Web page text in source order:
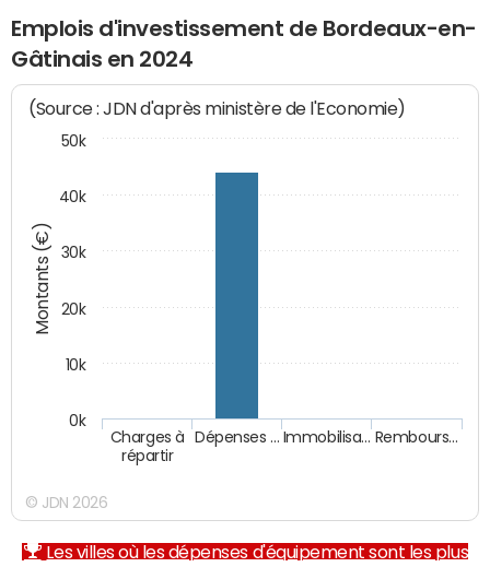
Emplois d'investissement de Bordeaux-en-
Gâtinais en 2024
Montants (€)
(Source : JDN d'après ministère de l'Economie)
Charges à
répartir
Dépenses … Immobilisa… Rembours…
0k
10k
20k
30k
40k
50k
© JDN 2026
Les villes où les dépenses d'équipement sont les plus